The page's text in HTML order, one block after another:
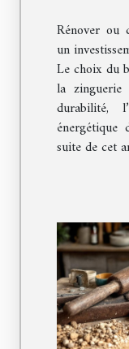
Rénover ou
un
Le choix du
la
durabilité,
suite de cet